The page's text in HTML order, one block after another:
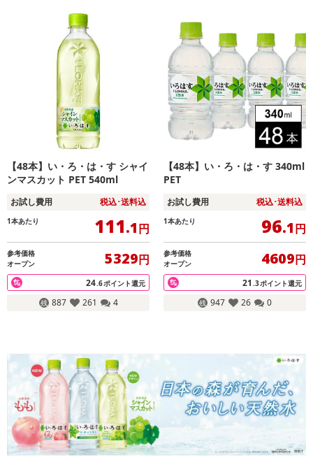
【48本】い・ろ・は・す シャイ
ンマスカット PET 540ml
お試し費用 税込･送料込
1本あたり 111.1円
参考価格
オープン
5329円
24.6ポイント還元
887 261 4
【48本】い・ろ・は・す 340ml
PET
お試し費用 税込･送料込
1本あたり 96.1円
参考価格
オープン
4609円
21 .3ポイント還元
947 26 0